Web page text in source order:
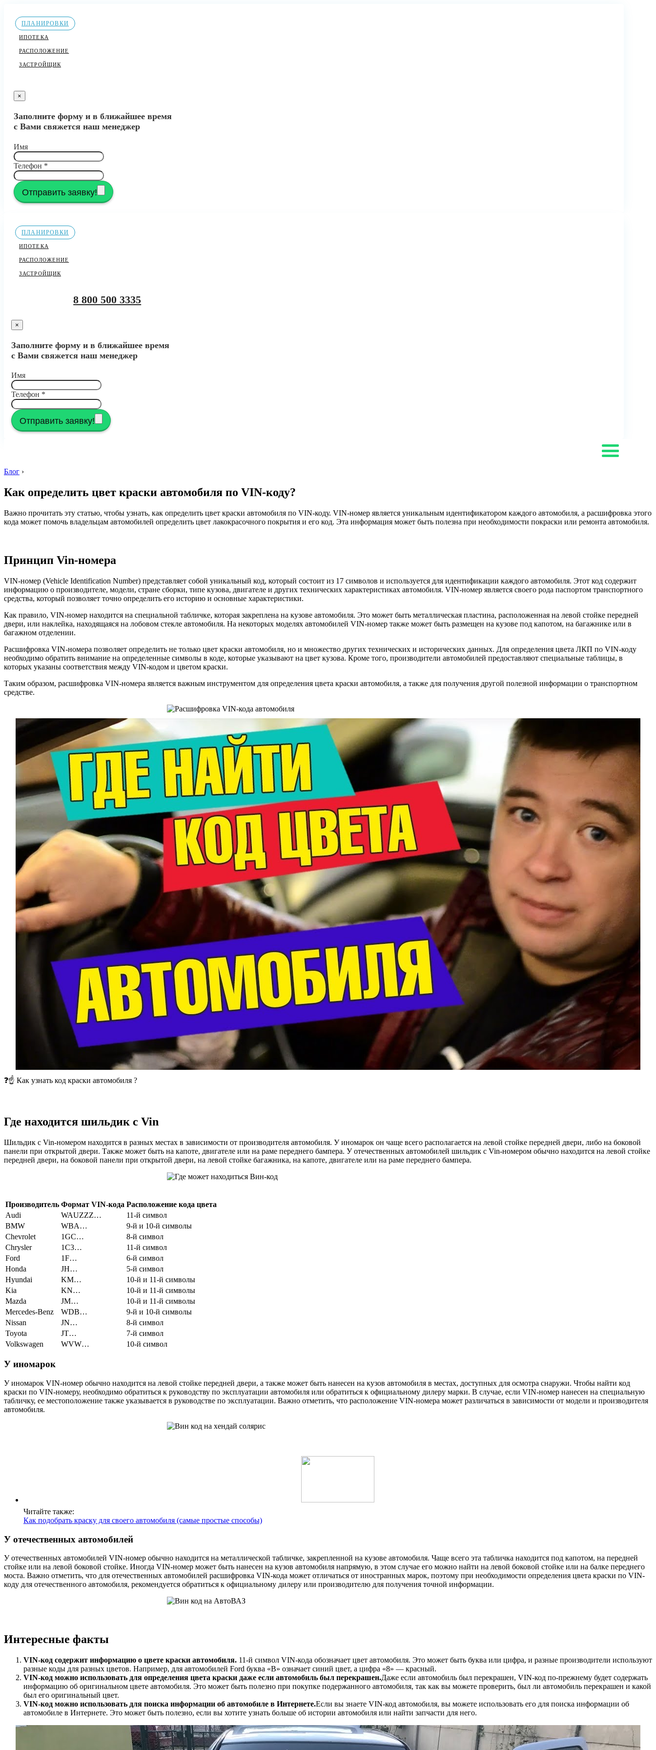
ПЛАНИРОВКИ
ИПОТЕКА
РАСПОЛОЖЕНИЕ
ЗАСТРОЙЩИК
×
Заполните форму и в ближайшее время
с Вами свяжется наш менеджер
Имя
Телефон *
Отправить заявку!
ПЛАНИРОВКИ
ИПОТЕКА
РАСПОЛОЖЕНИЕ
ЗАСТРОЙЩИК
8 800 500 3335
×
Заполните форму и в ближайшее время
с Вами свяжется наш менеджер
Имя
Телефон *
Отправить заявку!
Блог ›
Как определить цвет краски автомобиля по VIN-коду?
Важно прочитать эту статью, чтобы узнать, как определить цвет краски автомобиля по VIN-коду. VIN-номер является уникальным идентификатором каждого автомобиля, а расшифровка этого
кода может помочь владельцам автомобилей определить цвет лакокрасочного покрытия и его код. Эта информация может быть полезна при необходимости покраски или ремонта автомобиля.
Принцип Vin-номера
VIN-номер (Vehicle Identification Number) представляет собой уникальный код, который состоит из 17 символов и используется для идентификации каждого автомобиля. Этот код содержит
информацию о производителе, модели, стране сборки, типе кузова, двигателе и других технических характеристиках автомобиля. VIN-номер является своего рода паспортом транспортного
средства, который позволяет точно определить его историю и основные характеристики.
Как правило, VIN-номер находится на специальной табличке, которая закреплена на кузове автомобиля. Это может быть металлическая пластина, расположенная на левой стойке передней
двери, или наклейка, находящаяся на лобовом стекле автомобиля. На некоторых моделях автомобилей VIN-номер также может быть размещен на кузове под капотом, на багажнике или в
багажном отделении.
Расшифровка VIN-номера позволяет определить не только цвет краски автомобиля, но и множество других технических и исторических данных. Для определения цвета ЛКП по VIN-коду
необходимо обратить внимание на определенные символы в коде, которые указывают на цвет кузова. Кроме того, производители автомобилей предоставляют специальные таблицы, в
которых указаны соответствия между VIN-кодом и цветом краски.
Таким образом, расшифровка VIN-номера является важным инструментом для определения цвета краски автомобиля, а также для получения другой полезной информации о транспортном
средстве.
❓☝️ Как узнать код краски автомобиля ?
Где находится шильдик с Vin
Шильдик с Vin-номером находится в разных местах в зависимости от производителя автомобиля. У иномарок он чаще всего располагается на левой стойке передней двери, либо на боковой
панели при открытой двери. Также может быть на капоте, двигателе или на раме переднего бампера. У отечественных автомобилей шильдик с Vin-номером обычно находится на левой стойке
передней двери, на боковой панели при открытой двери, на левой стойке багажника, на капоте, двигателе или на раме переднего бампера.
Производитель Формат VIN-кода Расположение кода цвета
Audi
WAUZZZ…
11-й символ
BMW
WBA…
9-й и 10-й символы
Chevrolet
1GC…
8-й символ
Chrysler
1C3…
11-й символ
Ford
1F…
6-й символ
Honda
JH…
5-й символ
Hyundai
KM…
10-й и 11-й символы
Kia
KN…
10-й и 11-й символы
Mazda
JM…
10-й и 11-й символы
Mercedes-Benz
WDB…
9-й и 10-й символы
Nissan
JN…
8-й символ
Toyota
JT…
7-й символ
Volkswagen
WVW… 10-й символ
У иномарок
У иномарок VIN-номер обычно находится на левой стойке передней двери, а также может быть нанесен на кузов автомобиля в местах, доступных для осмотра снаружи. Чтобы найти код
краски по VIN-номеру, необходимо обратиться к руководству по эксплуатации автомобиля или обратиться к официальному дилеру марки. В случае, если VIN-номер нанесен на специальную
табличку, ее местоположение также указывается в руководстве по эксплуатации. Важно отметить, что расположение VIN-номера может различаться в зависимости от модели и производителя
автомобиля.
Читайте также:
Как подобрать краску для своего автомобиля (самые простые способы)
У отечественных автомобилей
У отечественных автомобилей VIN-номер обычно находится на металлической табличке, закрепленной на кузове автомобиля. Чаще всего эта табличка находится под капотом, на передней
стойке или на левой боковой стойке. Иногда VIN-номер может быть нанесен на кузов автомобиля напрямую, в этом случае его можно найти на левой боковой стойке или на балке переднего
моста. Важно отметить, что для отечественных автомобилей расшифровка VIN-кода может отличаться от иностранных марок, поэтому при необходимости определения цвета краски по VIN-
коду для отечественного автомобиля, рекомендуется обратиться к официальному дилеру или производителю для получения точной информации.
Интересные факты
VIN-код содержит информацию о цвете краски автомобиля. 11-й символ VIN-кода обозначает цвет автомобиля. Это может быть буква или цифра, и разные производители используют
разные коды для разных цветов. Например, для автомобилей Ford буква «B» означает синий цвет, а цифра «8» — красный.
VIN-код можно использовать для определения цвета краски даже если автомобиль был перекрашен.Даже если автомобиль был перекрашен, VIN-код по-прежнему будет содержать
информацию об оригинальном цвете автомобиля. Это может быть полезно при покупке подержанного автомобиля, так как вы можете проверить, был ли автомобиль перекрашен и какой
был его оригинальный цвет.
VIN-код можно использовать для поиска информации об автомобиле в Интернете.Если вы знаете VIN-код автомобиля, вы можете использовать его для поиска информации об
автомобиле в Интернете. Это может быть полезно, если вы хотите узнать больше об истории автомобиля или найти запчасти для него.